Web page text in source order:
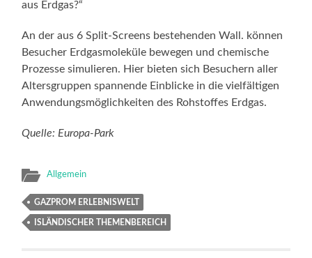
aus Erdgas?“
An der aus 6 Split-Screens bestehenden Wall. können
Besucher Erdgasmoleküle bewegen und chemische
Prozesse simulieren. Hier bieten sich Besuchern aller
Altersgruppen spannende Einblicke in die vielfältigen
Anwendungsmöglichkeiten des Rohstoffes Erdgas.
Quelle: Europa-Park
Allgemein
GAZPROM ERLEBNISWELT
ISLÄNDISCHER THEMENBEREICH